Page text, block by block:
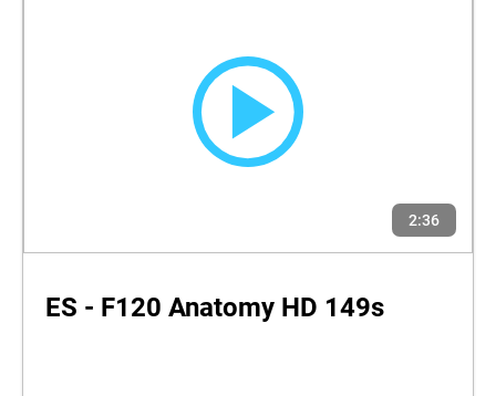
2:36
ES - F120 Anatomy HD 149s